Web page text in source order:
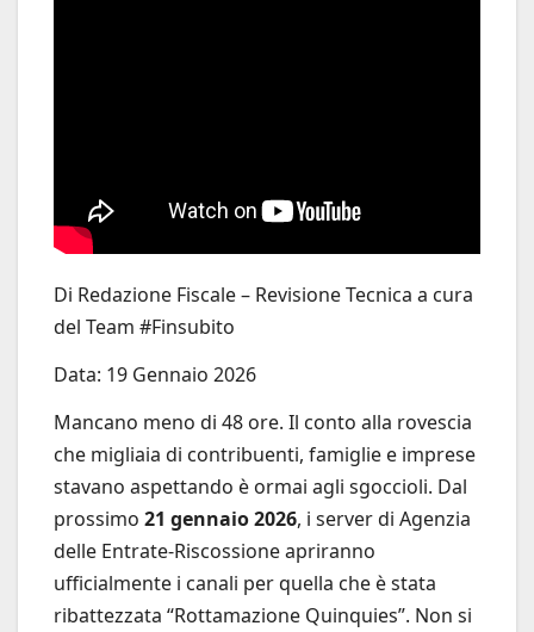
Di Redazione Fiscale – Revisione Tecnica a cura
del Team #Finsubito
Data: 19 Gennaio 2026
Mancano meno di 48 ore. Il conto alla rovescia
che migliaia di contribuenti, famiglie e imprese
stavano aspettando è ormai agli sgoccioli. Dal
prossimo 21 gennaio 2026, i server di Agenzia
delle Entrate-Riscossione apriranno
ufficialmente i canali per quella che è stata
ribattezzata “Rottamazione Quinquies”. Non si